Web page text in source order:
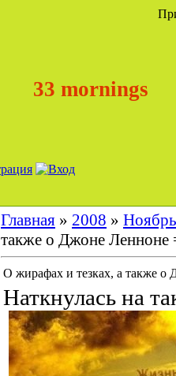
33 mornings
Главная » 2008 » Ноябрь
также о Джоне Ленноне
О жирафах и тезках, а также о
Наткнулась на